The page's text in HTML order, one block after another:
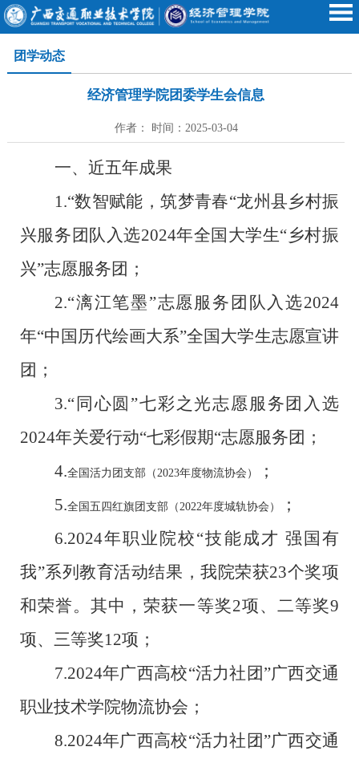
团学动态
经济管理学院团委学生会信息
作者： 时间：2025-03-04
一、近五年成果
1.“数智赋能，筑梦青春“龙州县乡村振
兴服务团队入选2024年全国大学生“乡村振
兴”志愿服务团 ；
2.“漓江笔墨”志愿服务团队入选2024
年“中国历代绘画大系”全国大学生志愿宣讲
团 ；
3.“同心圆”七彩之光志愿服务团入选
2024年关爱行动“七彩假期“志愿服务团 ；
4.全国活力团支部（ 2023年度物流协会）
；
5.全国五四红旗团支部（ 2022年度城轨协会）
；
6.2024年职业院校“技能成才 强国有
我”系列教育活动结果，我院荣获23个奖项
和荣誉。其中，荣获一等奖2项、二等奖9
项、三等奖12项 ；
7.2024年广西高校“活力社团”广西交通
职业技术学院物流协会 ；
8.2024年广西高校“活力社团”广西交通